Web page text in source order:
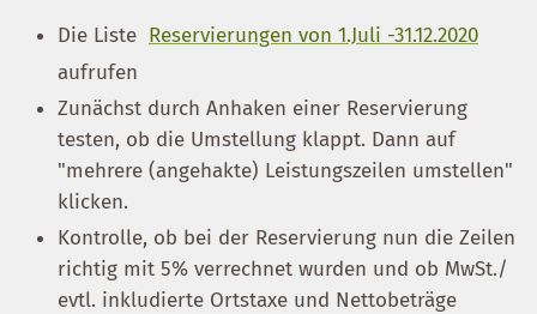
Die Liste Reservierungen von 1.Juli -31.12.2020
aufrufen
Zunächst durch Anhaken einer Reservierung
testen, ob die Umstellung klappt. Dann auf
"mehrere (angehakte) Leistungszeilen umstellen"
klicken.
Kontrolle, ob bei der Reservierung nun die Zeilen
richtig mit 5% verrechnet wurden und ob MwSt./
evtl. inkludierte Ortstaxe und Nettobeträge